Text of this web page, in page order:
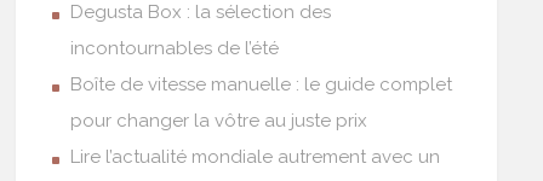
Degusta Box : la sélection des
incontournables de l’été
Boîte de vitesse manuelle : le guide complet
pour changer la vôtre au juste prix
Lire l’actualité mondiale autrement avec un